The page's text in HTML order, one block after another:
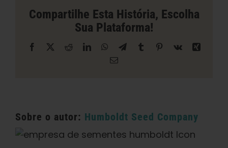
Crescent
City
Compartilhe Esta História, Escolha
Sua Plataforma!
Facebook RedditLinkedInWhatsAppTelegrama
Tumblr Pinterest
Vk
Xing
E-
Sobre o autor: Humboldt Seed Company